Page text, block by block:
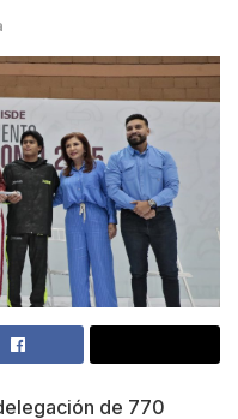
de 770